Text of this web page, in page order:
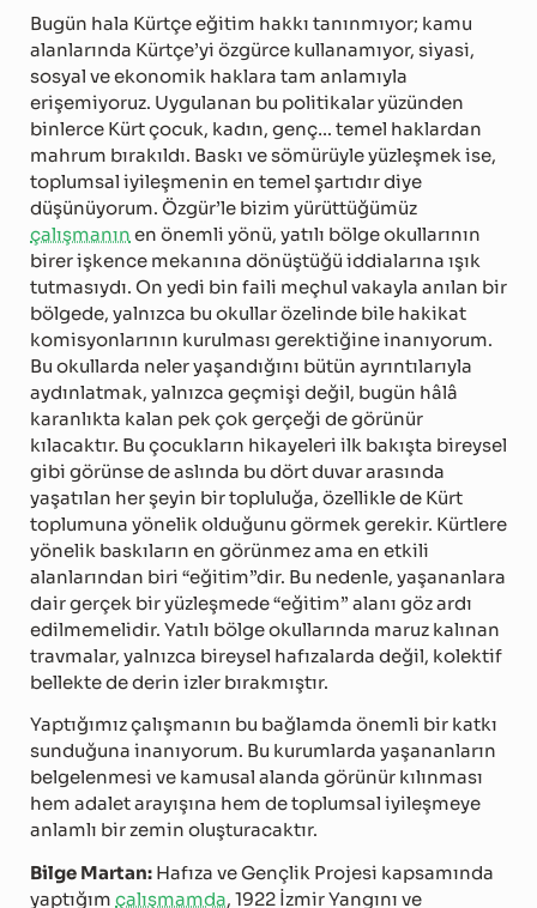
Bugün hala Kürtçe eğitim hakkı tanınmıyor; kamu
alanlarında Kürtçe’yi özgürce kullanamıyor, siyasi,
sosyal ve ekonomik haklara tam anlamıyla
erişemiyoruz. Uygulanan bu politikalar yüzünden
binlerce Kürt çocuk, kadın, genç… temel haklardan
mahrum bırakıldı. Baskı ve sömürüyle yüzleşmek ise,
toplumsal iyileşmenin en temel şartıdır diye
düşünüyorum. Özgür’le bizim yürüttüğümüz
çalışmanın en önemli yönü, yatılı bölge okullarının
birer işkence mekanına dönüştüğü iddialarına ışık
tutmasıydı. On yedi bin faili meçhul vakayla anılan bir
bölgede, yalnızca bu okullar özelinde bile hakikat
komisyonlarının kurulması gerektiğine inanıyorum.
Bu okullarda neler yaşandığını bütün ayrıntılarıyla
aydınlatmak, yalnızca geçmişi değil, bugün hâlâ
karanlıkta kalan pek çok gerçeği de görünür
kılacaktır. Bu çocukların hikayeleri ilk bakışta bireysel
gibi görünse de aslında bu dört duvar arasında
yaşatılan her şeyin bir topluluğa, özellikle de Kürt
toplumuna yönelik olduğunu görmek gerekir. Kürtlere
yönelik baskıların en görünmez ama en etkili
alanlarından biri “eğitim”dir. Bu nedenle, yaşananlara
dair gerçek bir yüzleşmede “eğitim” alanı göz ardı
edilmemelidir. Yatılı bölge okullarında maruz kalınan
travmalar, yalnızca bireysel hafızalarda değil, kolektif
bellekte de derin izler bırakmıştır.
Yaptığımız çalışmanın bu bağlamda önemli bir katkı
sunduğuna inanıyorum. Bu kurumlarda yaşananların
belgelenmesi ve kamusal alanda görünür kılınması
hem adalet arayışına hem de toplumsal iyileşmeye
anlamlı bir zemin oluşturacaktır.
Bilge Martan: Hafıza ve Gençlik Projesi kapsamında
yaptığım çalışmamda, 1922 İzmir Yangını ve